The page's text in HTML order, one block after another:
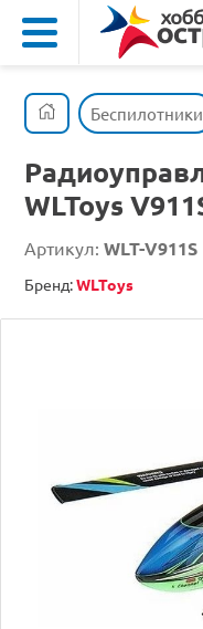
Беспилотники
WLToys
Артикул: WLT-V911S
Бренд:WLToys